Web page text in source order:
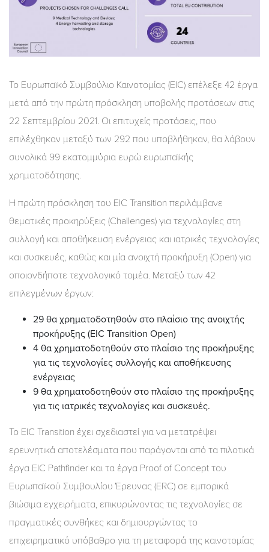
Το Ευρωπαϊκό Συμβούλιο Καινοτομίας (EIC) επέλεξε 42 έργα
μετά από την πρώτη πρόσκληση υποβολής προτάσεων στις
22 Σεπτεμβρίου 2021. Οι επιτυχείς προτάσεις, που
επιλέχθηκαν μεταξύ των 292 που υποβλήθηκαν, θα λάβουν
συνολικά 99 εκατομμύρια ευρώ ευρωπαϊκής
χρηματοδότησης.
Η πρώτη πρόσκληση του EIC Transition περιλάμβανε
θεματικές προκηρύξεις (Challenges) για τεχνολογίες στη
συλλογή και αποθήκευση ενέργειας και ιατρικές τεχνολογίες
και συσκευές, καθώς και μία ανοιχτή προκήρυξη (Open) για
οποιονδήποτε τεχνολογικό τομέα. Μεταξύ των 42
επιλεγμένων έργων:
29 θα χρηματοδοτηθούν στο πλαίσιο της ανοιχτής
προκήρυξης (EIC Transition Open)
4 θα χρηματοδοτηθούν στο πλαίσιο της προκήρυξης
για τις τεχνολογίες συλλογής και αποθήκευσης
ενέργειας
9 θα χρηματοδοτηθούν στο πλαίσιο της προκήρυξης
για τις ιατρικές τεχνολογίες και συσκευές.
Το EIC Transition έχει σχεδιαστεί για να μετατρέψει
ερευνητικά αποτελέσματα που παράγονται από τα πιλοτικά
έργα EIC Pathfinder και τα έργα Proof of Concept του
Ευρωπαϊκού Συμβουλίου Έρευνας (ERC) σε εμπορικά
βιώσιμα εγχειρήματα, επικυρώνοντας τις τεχνολογίες σε
πραγματικές συνθήκες και δημιουργώντας το
επιχειρηματικό υπόβαθρο για τη μεταφορά της καινοτομίας